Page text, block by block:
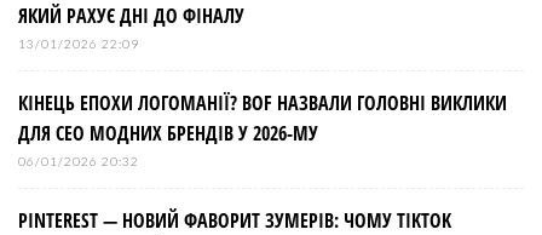
ЯКИЙ РАХУЄ ДНІ ДО ФІНАЛУ
13/01/2026 22:09
КІНЕЦЬ ЕПОХИ ЛОГОМАНІЇ? BOF НАЗВАЛИ ГОЛОВНІ ВИКЛИКИ
ДЛЯ СЕО МОДНИХ БРЕНДІВ У 2026-МУ
06/01/2026 20:32
PINTEREST — НОВИЙ ФАВОРИТ ЗУМЕРІВ: ЧОМУ TIKTOK